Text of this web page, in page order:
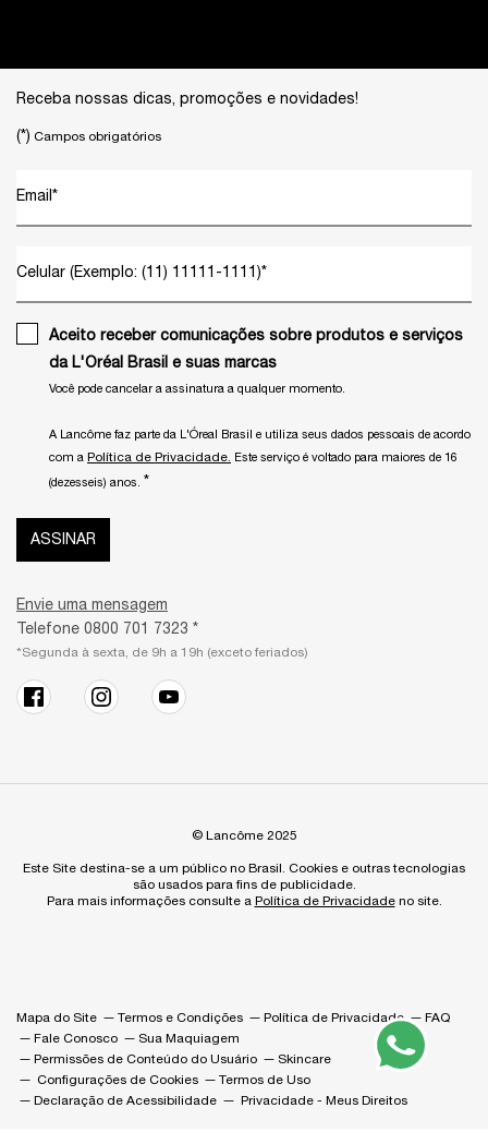
Receba nossas dicas, promoções e novidades!
(*) Campos obrigatórios
Email *
Celular (Exemplo: (11) 11111-1111)*
Aceito receber comunicações sobre produtos e serviços
da L'Oréal Brasil e suas marcas
Você pode cancelar a assinatura a qualquer momento.​
A Lancôme faz parte da L'Óreal Brasil e utiliza seus dados pessoais de acordo
com a Política de Privacidade. Este serviço é voltado para maiores de 16
(dezesseis) anos. *
ASSINAR
Envie uma mensagem
Telefone 0800 701 7323 *
*Segunda à sexta, de 9h a 19h (exceto feriados)
© Lancôme 2025
Este Site destina-se a um público no Brasil. Cookies e outras tecnologias
são usados para fins de publicidade.
Para mais informações consulte a Política de Privacidadeno site.
Mapa do Site Termos e Condições Política de Privacidade
FAQ
Fale Conosco
Sua Maquiagem
Permissões de Conteúdo do Usuário
Skincare
Configurações de Cookies
Termos de Uso
Declaração de Acessibilidade
Privacidade - Meus Direitos